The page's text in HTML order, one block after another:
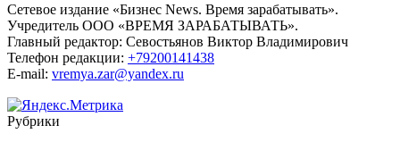
Сетевое издание «Бизнес News. Время зарабатывать».
Учредитель ООО «ВРЕМЯ ЗАРАБАТЫВАТЬ».
Главный редактор: Севостьянов Виктор Владимирович
Телефон редакции: +79200141438
E-mail: vremya.zar@yandex.ru
Рубрики